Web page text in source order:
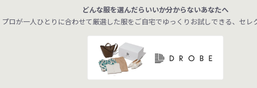
どんな服を選んだらいいか分からないあなたへ
プロが一人ひとりに合わせて厳選した服をご自宅でゆっくりお試しできる、セレ